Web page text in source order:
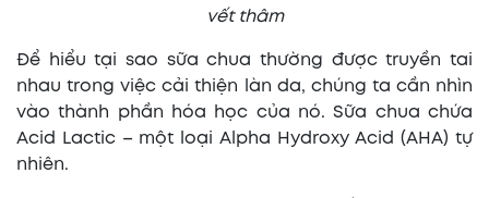
vết thâm
Để hiểu tại sao sữa chua thường được truyền tai
nhau trong việc cải thiện làn da, chúng ta cần nhìn
vào thành phần hóa học của nó. Sữa chua chứa
Acid Lactic – một loại Alpha Hydroxy Acid (AHA) tự
nhiên.